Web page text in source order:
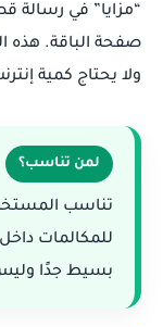
صفحة الباقة. هذه
ولا يحتاج كمية
لمن تناسب؟
تناسب
للمكالمات
بسيط جدًا وليس